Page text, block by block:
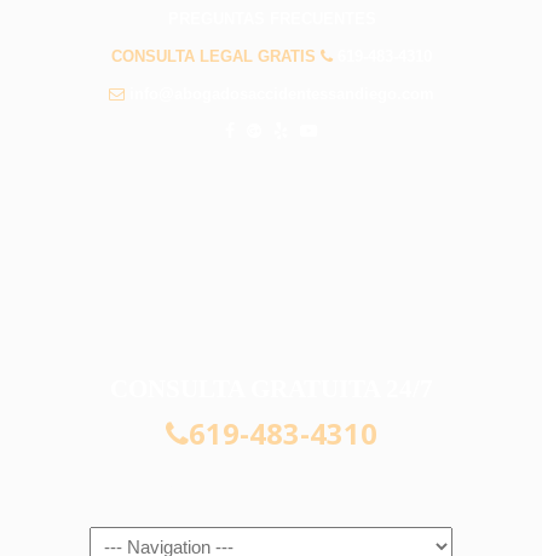
CONSULTA LEGAL GRATIS
619-483-4310
Navigation